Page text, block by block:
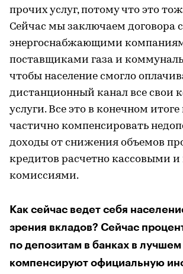
прочих услуг, потому что это
Сейчас мы заключаем договора с
энергоснабжающими
поставщиками газа и
чтобы население смогло
дистанционный канал все свои
услуги. Все это в конечном
частично компенсировать
доходы от снижения объемов
кредитов расчетно кассовыми
комиссиями.
Как сейчас ведет себя
зрения вкладов? Сейчас
по депозитам в банках в лучшем
компенсируют официальную